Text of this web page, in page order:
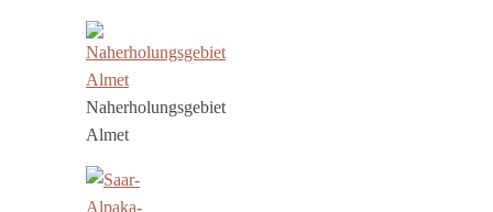
Naherholungsgebiet
Almet